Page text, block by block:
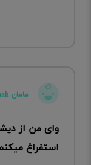
مامان maman elmah💕😍
وای من از
استفراغ